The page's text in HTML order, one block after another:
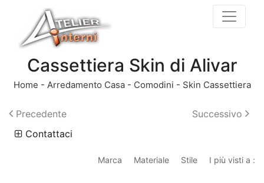
Cassettiera Skin di Alivar
Home - Arredamento Casa- Comodini - Skin Cassettiera
Precedente
Successivo
Contattaci
Marca Materiale Stile I più visti a :